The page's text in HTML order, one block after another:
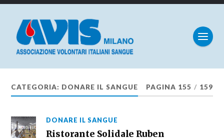
CATEGORIA: DONARE IL SANGUE PAGINA 155 / 159
DONARE IL SANGUE
Ristorante Solidale Ruben